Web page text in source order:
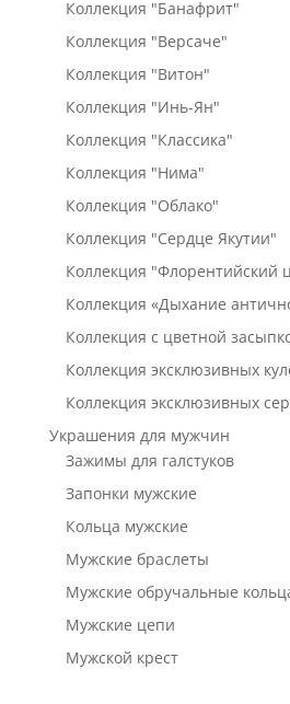
Коллекция "Банафрит"
Коллекция "Версаче"
Коллекция "Витон"
Коллекция "Инь-Ян"
Коллекция "Классика"
Коллекция "Нима"
Коллекция "Облако"
Коллекция "Сердце Якутии"
Коллекция "Флорентийский
Коллекция «Дыхание
Коллекция с цветной
Коллекция эксклюзивных
Коллекция эксклюзивных
Украшения для мужчин
Зажимы для галстуков
Запонки мужские
Кольца мужские
Мужские браслеты
Мужские обручальные
Мужские цепи
Мужской крест